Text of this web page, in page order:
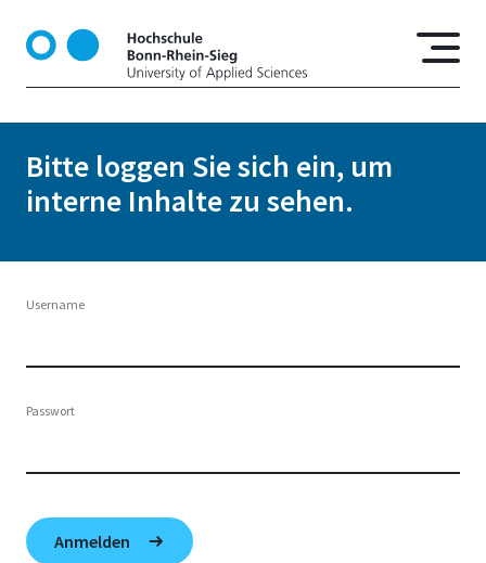
k
Bitte loggen Sie sich ein, um
interne Inhalte zu sehen.
Username
Passwort